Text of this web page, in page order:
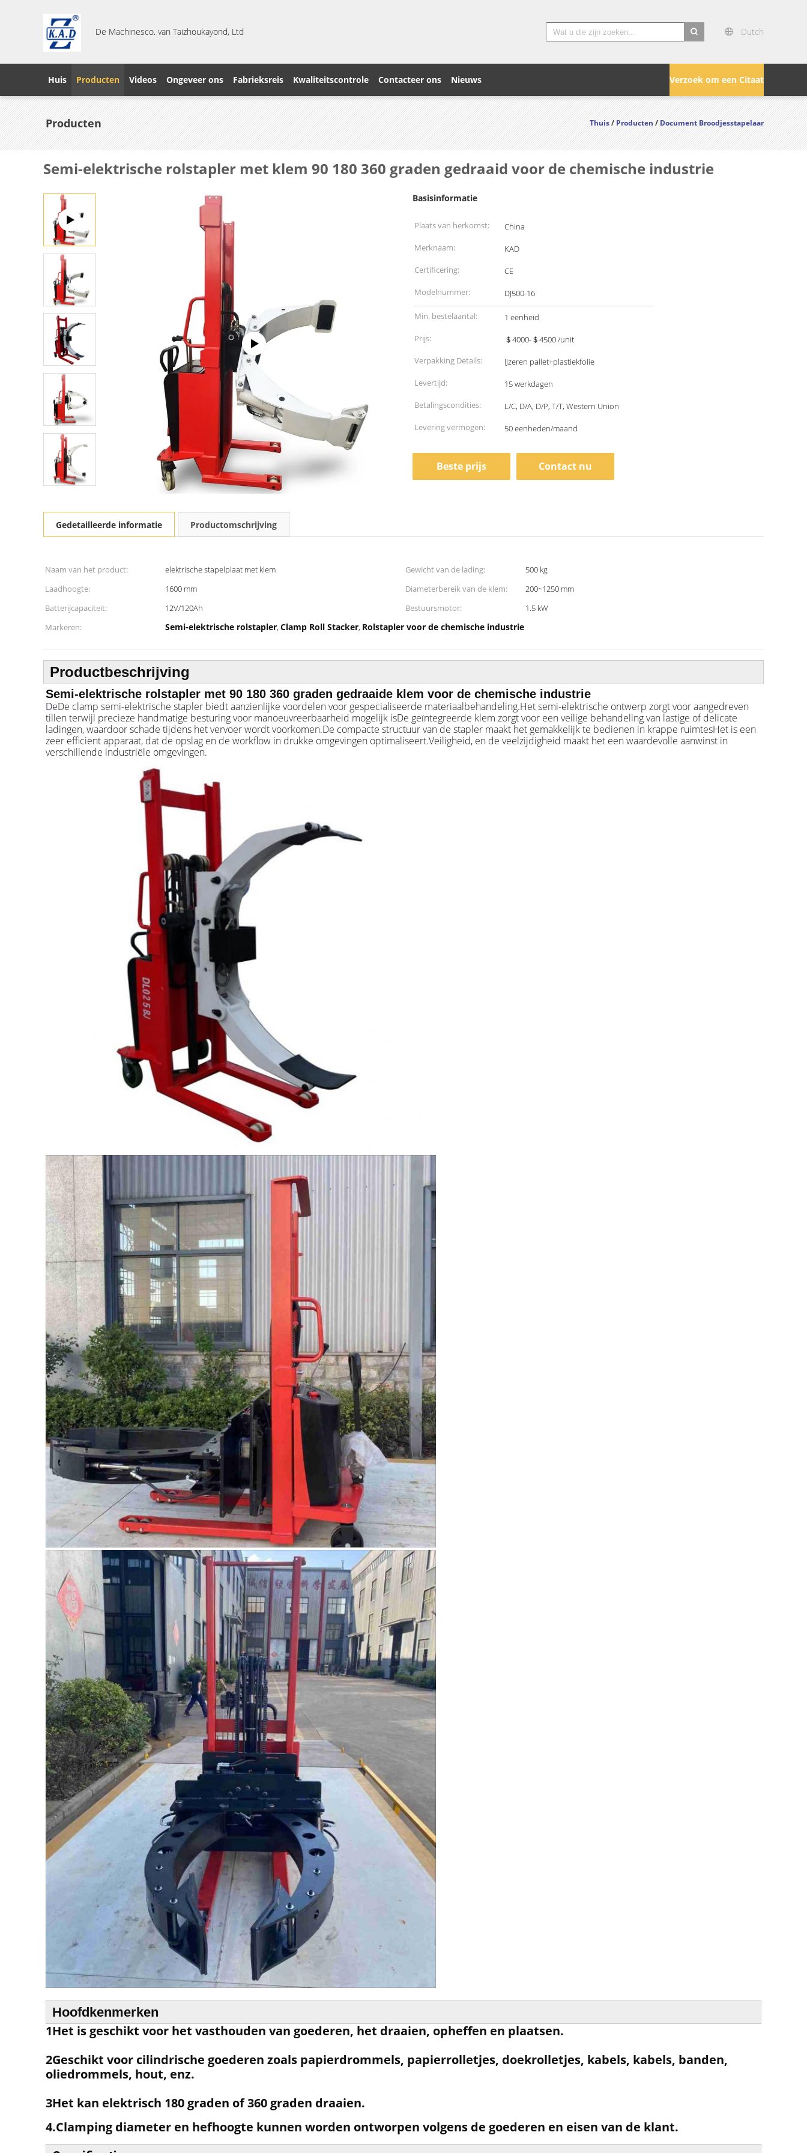
De Machinesco. van Taizhoukayond, Ltd
Dutch
Verzoek om een Citaat
Huis Producten Videos Ongeveer ons Fabrieksreis Kwaliteitscontrole Contacteer ons Nieuws
Producten Thuis/Producten/Document Broodjesstapelaar
Semi-elektrische rolstapler met klem 90 180 360 graden gedraaid voor de chemische industrie
Basisinformatie
Plaats van herkomst:
China
Merknaam:
KAD
Certificering:
CE
Modelnummer:
DJ500-16
Min. bestelaantal:
1 eenheid
Prijs:
＄4000-＄4500 /unit
Verpakking Details:
IJzeren pallet+plastiekfolie
Levertijd:
15 werkdagen
Betalingscondities:
L/C, D/A, D/P, T/T, Western Union
Levering vermogen:
50 eenheden/maand
Beste prijs Contact nu
Gedetailleerde informatie Productomschrijving
Naam van het product: elektrische stapelplaat met klem Gewicht van de lading:
500 kg
Laadhoogte:
1600 mm Diameterbereik van de klem:
200~1250 mm
Batterijcapaciteit:
12V/120Ah Bestuursmotor:
1.5 kW
Markeren:
Semi-elektrische rolstapler, Clamp Roll Stacker, Rolstapler voor de chemische industrie
Productbeschrijving
Semi-elektrische rolstapler met 90 180 360 graden gedraaide klem voor de chemische industrie
DeDe clamp semi-elektrische stapler biedt aanzienlijke voordelen voor gespecialiseerde materiaalbehandeling.Het semi-elektrische ontwerp zorgt voor aangedreven
tillen terwijl precieze handmatige besturing voor manoeuvreerbaarheid mogelijk isDe geïntegreerde klem zorgt voor een veilige behandeling van lastige of delicate
ladingen, waardoor schade tijdens het vervoer wordt voorkomen.De compacte structuur van de stapler maakt het gemakkelijk te bedienen in krappe ruimtesHet is een
zeer efficiënt apparaat, dat de opslag en de workflow in drukke omgevingen optimaliseert.Veiligheid, en de veelzijdigheid maakt het een waardevolle aanwinst in
verschillende industriële omgevingen.
Hoofdkenmerken
1Het is geschikt voor het vasthouden van goederen, het draaien, opheffen en plaatsen.
2Geschikt voor cilindrische goederen zoals papierdrommels, papierrolletjes, doekrolletjes, kabels, kabels, banden,
oliedrommels, hout, enz.
3Het kan elektrisch 180 graden of 360 graden draaien.
4.Clamping diameter en hefhoogte kunnen worden ontworpen volgens de goederen en eisen van de klant.